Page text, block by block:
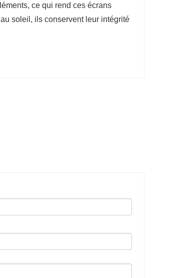
ce qui rend ces écrans
soleil, ils conservent leur intégrité